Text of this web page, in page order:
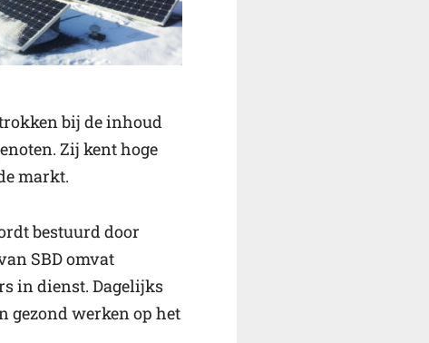
bij de inhoud
Zij kent hoge
markt.
bestuurd door
SBD omvat
in dienst. Dagelijks
gezond werken op het